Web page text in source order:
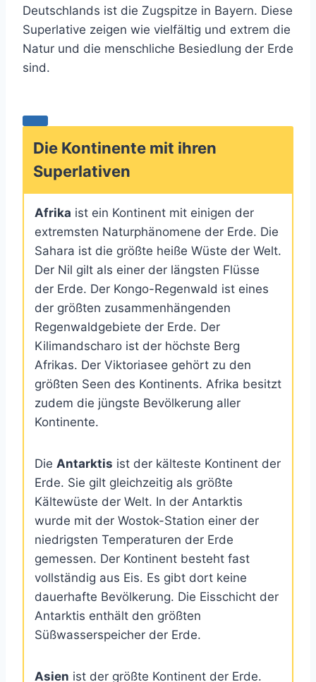
Deutschlands ist die Zugspitze in Bayern. Diese
Superlative zeigen wie vielfältig und extrem die
Natur und die menschliche Besiedlung der Erde
sind.
Die Kontinente mit ihren
Superlativen
Afrika ist ein Kontinent mit einigen der
extremsten Naturphänomene der Erde. Die
Sahara ist die größte heiße Wüste der Welt.
Der Nil gilt als einer der längsten Flüsse
der Erde. Der Kongo-Regenwald ist eines
der größten zusammenhängenden
Regenwaldgebiete der Erde. Der
Kilimandscharo ist der höchste Berg
Afrikas. Der Viktoriasee gehört zu den
größten Seen des Kontinents. Afrika besitzt
zudem die jüngste Bevölkerung aller
Kontinente.
Die Antarktis ist der kälteste Kontinent der
Erde. Sie gilt gleichzeitig als größte
Kältewüste der Welt. In der Antarktis
wurde mit der Wostok-Station einer der
niedrigsten Temperaturen der Erde
gemessen. Der Kontinent besteht fast
vollständig aus Eis. Es gibt dort keine
dauerhafte Bevölkerung. Die Eisschicht der
Antarktis enthält den größten
Süßwasserspeicher der Erde.
Asien ist der größte Kontinent der Erde.